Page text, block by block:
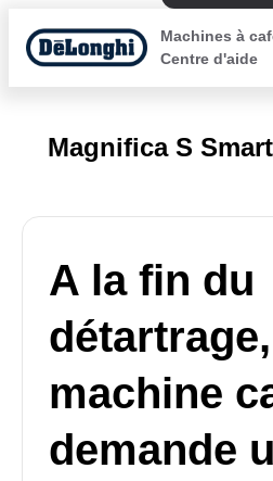
Machines à
Centre d'aide
Magnifica S Smart
A la fin du
machine
demande